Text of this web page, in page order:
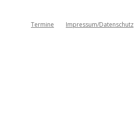
Termine Impressum/Datenschutz